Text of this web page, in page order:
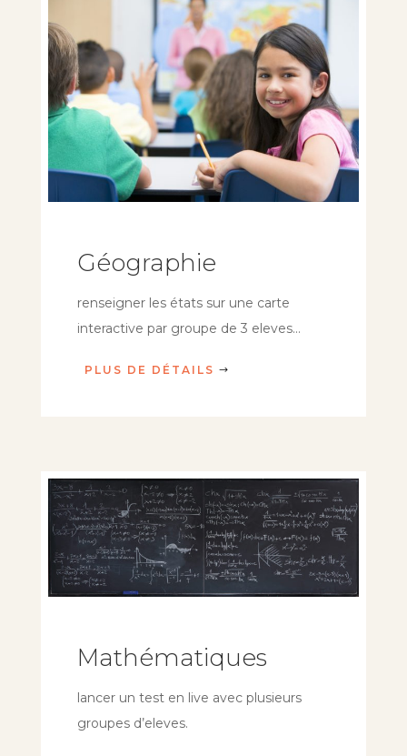
Géographie
renseigner les états sur une carte
interactive par groupe de 3 eleves…
PLUS DE DÉTAILS
Mathématiques
lancer un test en live avec plusieurs
groupes d’eleves.